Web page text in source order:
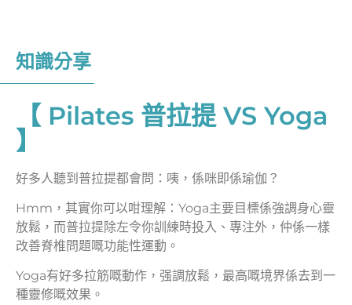
知識分享
【 Pilates 普拉提 VS Yoga
】
好多人聽到普拉提都會問：咦，係咪即係瑜伽？
Hmm，其實你可以咁理解：Yoga主要目標係強調身心靈
放鬆，而普拉提除左令你訓練時投入、專注外，仲係一樣
改善脊椎問題嘅功能性運動。
Yoga有好多拉筋嘅動作，强調放鬆，最高嘅境界係去到一
種靈修嘅效果。